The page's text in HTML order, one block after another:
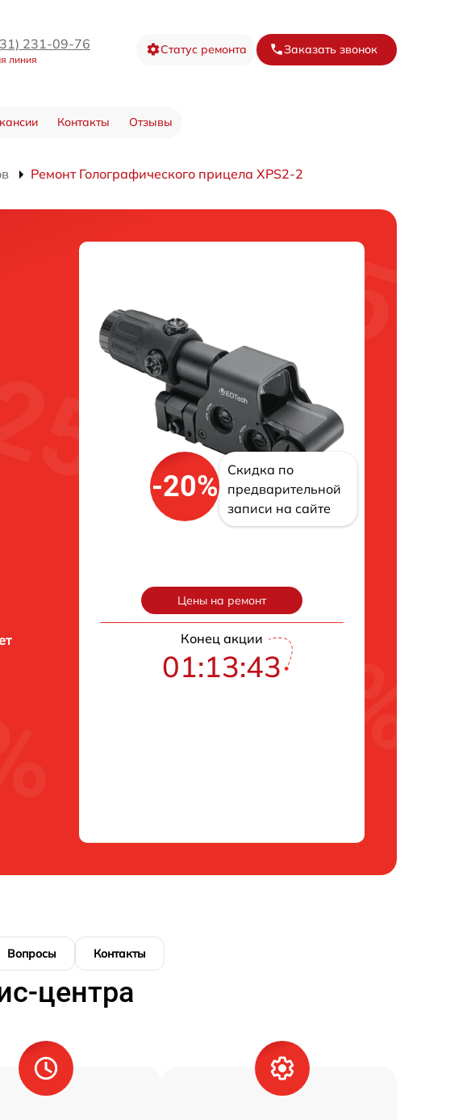
231-09-76
линия
Статус ремонта Заказать звонок
Контакты Отзывы
Ремонт Голографического прицела XPS2-2
-20%
Скидка по
предварительной
записи на сайте
Цены на ремонт
Конец акции
01:13:42
Вопросы Контакты
центра